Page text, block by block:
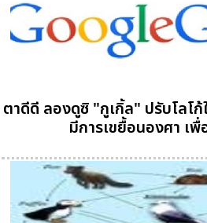
ตาดีดี ลองดูซิ "กูเกิ้ล" ปรับโลโก้
มีการเขยื้อนองศา เ